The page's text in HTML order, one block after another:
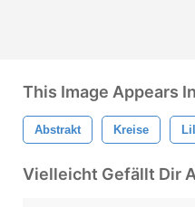
This Image Appears
Abstrakt Kreise
Vielleicht Gefällt Dir